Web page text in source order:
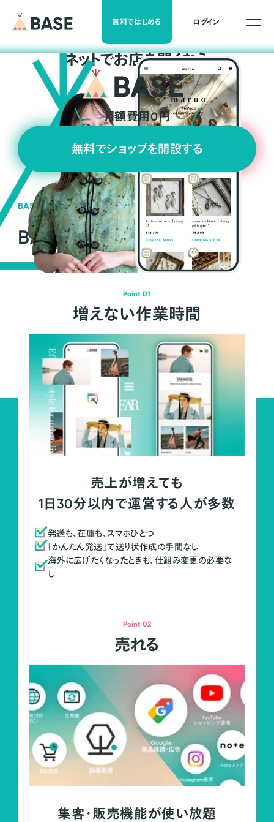
無料ではじめる ログイン
ネットでお店を開くなら
月額費用0円
無料でショップを開設する
BASEの強み
BASEが強い3つの理由
Point 01
増えない作業時間
売上が増えても
1日30分以内で運営する人が多数
発送も、在庫も、スマホひとつ
「かんたん発送」で送り状作成の手間なし
海外に広げたくなったときも、仕組み変更の必要な
し
Point 02
売れる
集客・販売機能が使い放題